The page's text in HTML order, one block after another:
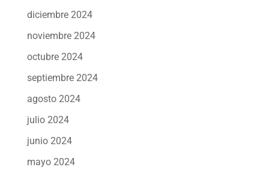
diciembre 2024
noviembre 2024
octubre 2024
septiembre 2024
agosto 2024
julio 2024
junio 2024
mayo 2024